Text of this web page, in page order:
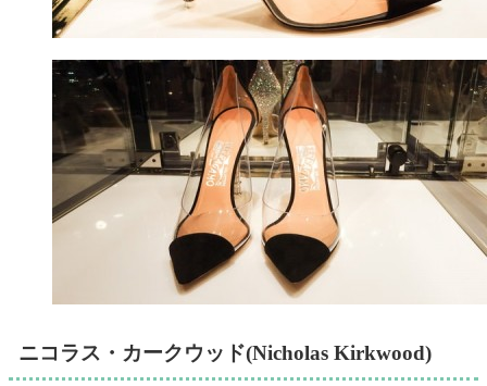
ニコラス・カークウッド(Nicholas Kirkwood)